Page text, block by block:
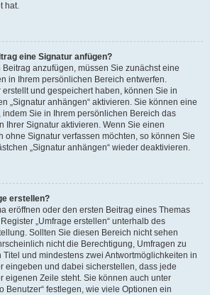
hat.
eine Signatur anfügen?
anzufügen, müssen Sie zunächst eine
in Ihrem persönlichen Bereich entwerfen.
und gespeichert haben, können Sie in
„Signatur anhängen“ aktivieren. Sie können eine
Sie in Ihrem persönlichen Bereich das
Ihrer Signatur aktivieren. Wenn Sie einen
ohne Signatur verfassen möchten, so können Sie
„Signatur anhängen“ wieder deaktivieren.
erstellen?
eröffnen oder den ersten Beitrag eines Themas
„Umfrage erstellen“ unterhalb des
Sollten Sie diesen Bereich nicht sehen
nicht die Berechtigung, Umfragen zu
und mindestens zwei Antwortmöglichkeiten in
eingeben und dabei sicherstellen, dass jede
eigenen Zeile steht. Sie können auch unter
Benutzer“ festlegen, wie viele Optionen ein